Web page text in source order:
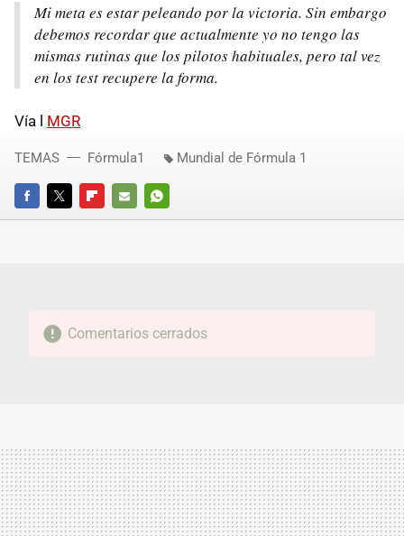
Mi meta es estar peleando por la victoria. Sin embargo
debemos recordar que actualmente yo no tengo las
mismas rutinas que los pilotos habituales, pero tal vez
en los test recupere la forma.
Vía l MGR
FACEBOOKTWITTERFLIPBOARD
E-
WHATSAPP
TEMAS Fórmula1 Mundial de Fórmula 1
Comentarios cerrados